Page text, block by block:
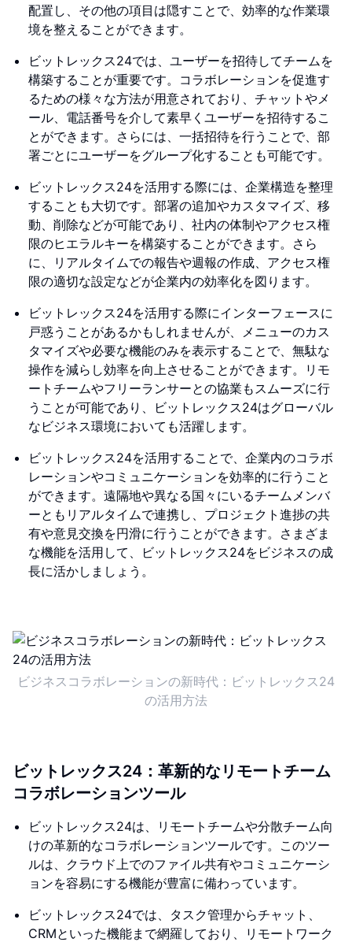
配置し、その他の項目は隠すことで、効率的な作業環
境を整えることができます。
ビットレックス24では、ユーザーを招待してチームを
構築することが重要です。コラボレーションを促進す
るための様々な方法が用意されており、チャットやメ
ール、電話番号を介して素早くユーザーを招待するこ
とができます。さらには、一括招待を行うことで、部
署ごとにユーザーをグループ化することも可能です。
ビットレックス24を活用する際には、企業構造を整理
することも大切です。部署の追加やカスタマイズ、移
動、削除などが可能であり、社内の体制やアクセス権
限のヒエラルキーを構築することができます。さら
に、リアルタイムでの報告や週報の作成、アクセス権
限の適切な設定などが企業内の効率化を図ります。
ビットレックス24を活用する際にインターフェースに
戸惑うことがあるかもしれませんが、メニューのカス
タマイズや必要な機能のみを表示することで、無駄な
操作を減らし効率を向上させることができます。リモ
ートチームやフリーランサーとの協業もスムーズに行
うことが可能であり、ビットレックス24はグローバル
なビジネス環境においても活躍します。
ビットレックス24を活用することで、企業内のコラボ
レーションやコミュニケーションを効率的に行うこと
ができます。遠隔地や異なる国々にいるチームメンバ
ーともリアルタイムで連携し、プロジェクト進捗の共
有や意見交換を円滑に行うことができます。さまざま
な機能を活用して、ビットレックス24をビジネスの成
長に活かしましょう。
ビジネスコラボレーションの新時代：ビットレックス24
の活用方法
ビットレックス24：革新的なリモートチーム
コラボレーションツール
ビットレックス24は、リモートチームや分散チーム向
けの革新的なコラボレーションツールです。このツー
ルは、クラウド上でのファイル共有やコミュニケーシ
ョンを容易にする機能が豊富に備わっています。
ビットレックス24では、タスク管理からチャット、
CRMといった機能まで網羅しており、リモートワーク